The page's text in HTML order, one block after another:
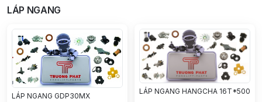
LÁP NGANG
LÁP NGANG GDP30MX
LÁP NGANG HANGCHA 16T*500